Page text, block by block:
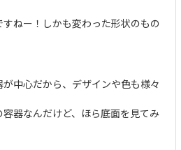
すねー！しかも変わった形状のもの
が中心だから、デザインや色も様々
器なんだけど、ほら底面を見てみ